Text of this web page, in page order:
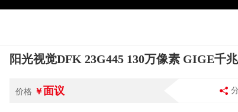
阳光视觉DFK 23G445 130万像素 GIGE千
价格 ￥面议